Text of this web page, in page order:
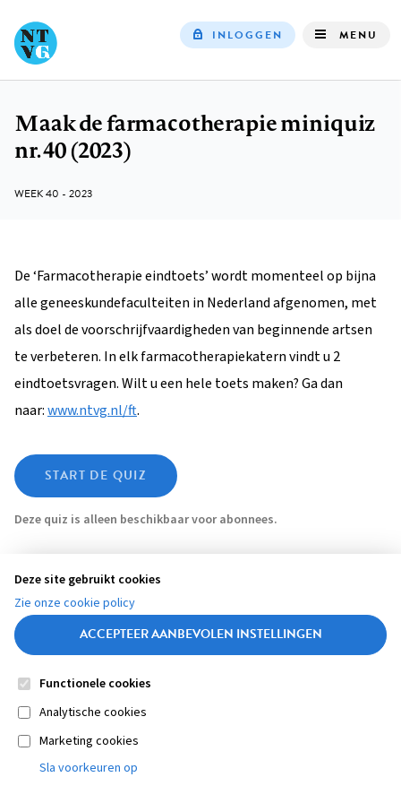
INLOGGEN MENU
WEEK 40 - 2023
Kruimelpad
Maak de farmacotherapie miniquiz
nr. 40 (2023)
De ‘Farmacotherapie eindtoets’ wordt momenteel op bijna
alle geneeskundefaculteiten in Nederland afgenomen, met
als doel de voorschrijfvaardigheden van beginnende artsen
te verbeteren. In elk farmacotherapiekatern vindt u 2
eindtoetsvragen. Wilt u een hele toets maken? Ga dan
naar:www.ntvg.nl/ft.
START DE QUIZ
Deze quiz is alleen beschikbaar voor abonnees.
Slagingsdrempel
Footer
navigation
Contact Colofon Disclaimer
Deze site gebruikt cookies
Zie onze cookie policy
ACCEPTEER AANBEVOLEN INSTELLINGEN
Functionele cookies
Analytische cookies
Marketing cookies
Sla voorkeuren op